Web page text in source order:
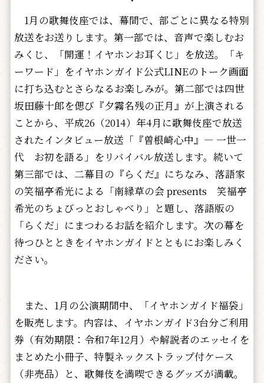
1月の歌舞伎座では、幕間で、部ごとに異なる特別
放送をお送りします。第一部では、音声で楽しむお
みくじ、「開運！イヤホンお耳くじ」を放送。「キ
ーワード」をイヤホンガイド公式LINEのトーク画面
に打ち込むとさらなるお楽しみが。第二部では四世
坂田藤十郎を偲び『夕霧名残の正月』が上演される
ことから、平成26（2014）年4月に歌舞伎座で放送
されたインタビュー放送「『曽根崎心中』― 一世一
代 お初を語る」をリバイバル放送します。続いて
第三部では、二幕目の『らくだ』にちなみ、落語家
の笑福亭希光による「南縁草の会 presents 笑福亭
希光のちょびっとおしゃべり」と題し、落語版の
「らくだ」にまつわるお話を紹介します。次の幕を
待つひとときをイヤホンガイドとともにお楽しみく
ださい。
また、1月の公演期間中、「イヤホンガイド福袋」
を販売します。内容は、イヤホンガイド3台分ご利用
券（有効期限：令和7年12月）や解説者のエッセイを
まとめた小冊子、特製ネックストラップ付ケース
（非売品）と、歌舞伎を満喫できるグッズが満載。